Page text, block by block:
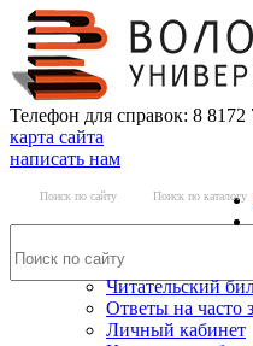
Телефон для справок: 8
карта сайта
написать нам
Поиск по сайту Поиск по каталогу
Читательский
Ответы на часто
Личный кабинет